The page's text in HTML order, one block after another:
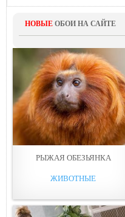
НОВЫЕ ОБОИ НА САЙТЕ
РЫЖАЯ ОБЕЗЬЯНКA
ЖИВОТНЫЕ